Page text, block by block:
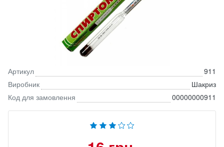
Артикул
911
Виробник
Шакриз
Код для замовлення
00000000911